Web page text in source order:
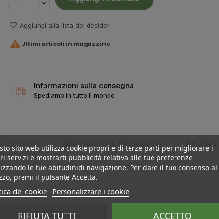
Aggiungi alla lista dei desideri
Ultimi articoli in magazzino
Informazioni sulla consegna
Spediamo in tutto il mondo
DETTAGLI DEL PRODOTTO
sito web utilizza cookie propri e di terze parti per migliorare i
servizi e mostrarti pubblicità relativa alle tue preferenze
le tue abitudinidi navigazione. Per dare il tuo consenso al
premi il pulsante Accetta.
dei cookie Personalizzare i cookie
RIFIUTA TUTTI ACCETTO